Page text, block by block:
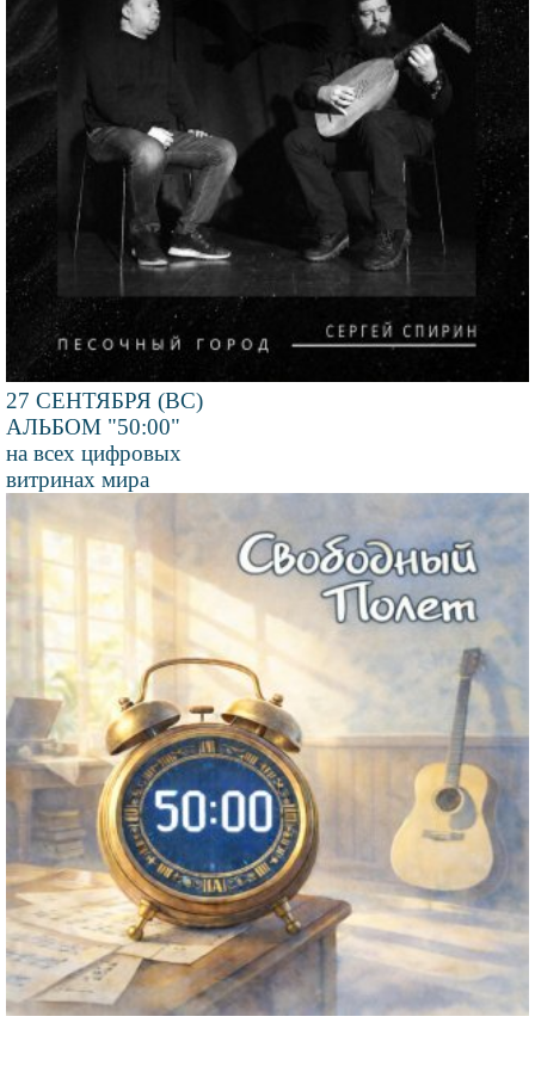
27 СЕНТЯБРЯ (ВС)
АЛЬБОМ "50:00"
на всех цифровых
витринах мира
изображения